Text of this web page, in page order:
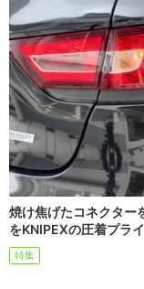
焼け焦げたコネクター
をKNIPEXの圧着プラ
特集